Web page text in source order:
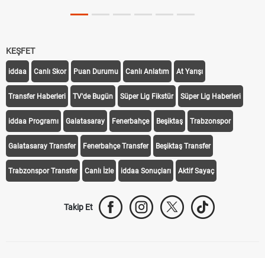
KEŞFET
iddaa Canlı Skor Puan Durumu Canlı Anlatım At Yarışı
Transfer Haberleri TV'de Bugün Süper Lig Fikstür Süper Lig Haberleri
iddaa Programı Galatasaray Fenerbahçe Beşiktaş Trabzonspor
Galatasaray Transfer Fenerbahçe Transfer Beşiktaş Transfer
Trabzonspor Transfer Canlı İzle iddaa Sonuçları Aktif Sayaç
Takip Et